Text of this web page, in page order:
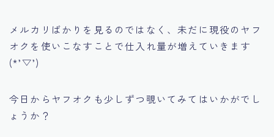
メルカリばかりを見るのではなく、未だに現役のヤフ
オクを使いこなすことで仕入れ量が増えていきます
(*’▽’)
今日からヤフオクも少しずつ覗いてみてはいかがでし
ょうか？